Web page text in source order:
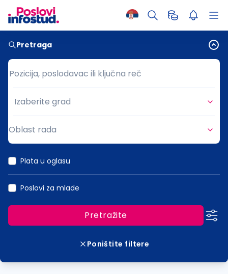
Pretraga
Pozicija, poslodavac ili ključna reč
Pozicija, poslodavac ili ključna reč
Grad
Izaberite grad
Oblast rada
Plata u oglasu
Poslovi za mlade
Pretražite
Poništite filtere